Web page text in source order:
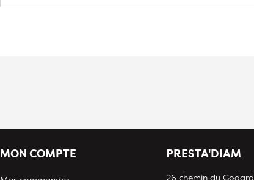
MON COMPTE PRESTA'DIAM
26 chemin du Godard